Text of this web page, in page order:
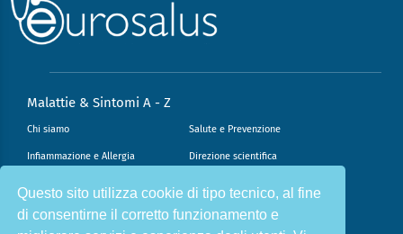
Questo sito utilizza cookie di tipo tecnico, al fine
di consentirne il corretto funzionamento e
Malattie & Sintomi A - Z
Chi siamo Salute e Prevenzione
Infiammazione e Allergia Direzione scientifica
Cookie Policy L’angolo del dottore